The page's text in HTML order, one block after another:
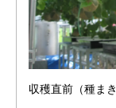
収穫直前（種ま